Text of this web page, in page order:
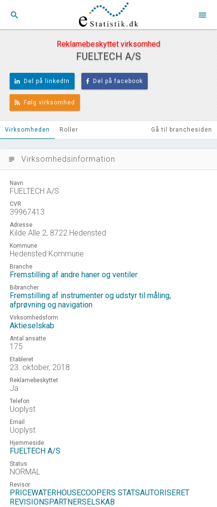
search menu
Reklamebeskyttet virksomhed
FUELTECH A/S
Del på linkedIn Del på facebook
Følg virksomhed
Virksomheden Roller Gå til branchesiden
subject Virksomhedsinformation
Navn
FUELTECH A/S
CVR
39967413
Adresse
Kilde Alle 2, 8722 Hedensted
Kommune
Hedensted Kommune
Branche
Fremstilling af andre haner og ventiler
Bibrancher
Fremstilling af instrumenter og udstyr til måling,
afprøvning og navigation
Virksomhedsform
Aktieselskab
Antal ansatte
175
Etableret
23. oktober, 2018
Reklamebeskyttet
Ja
Telefon
Uoplyst
Email
Uoplyst
Hjemmeside
FUELTECH A/S
Status
NORMAL
Revisor
PRICEWATERHOUSECOOPERS STATSAUTORISERET
REVISIONSPARTNERSELSKAB